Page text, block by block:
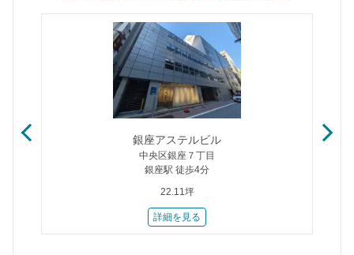
銀座アステルビル
中央区銀座７丁目
銀座駅 徒歩4分
22.11坪
詳細を見る